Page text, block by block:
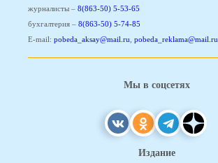
журналисты – 8(863-50) 5-53-65
бухгалтерия – 8(863-50) 5-74-85
E-mail: pobeda_aksay@mail.ru pobeda_reklama@mail.ru
Мы в соцсетях
Издание